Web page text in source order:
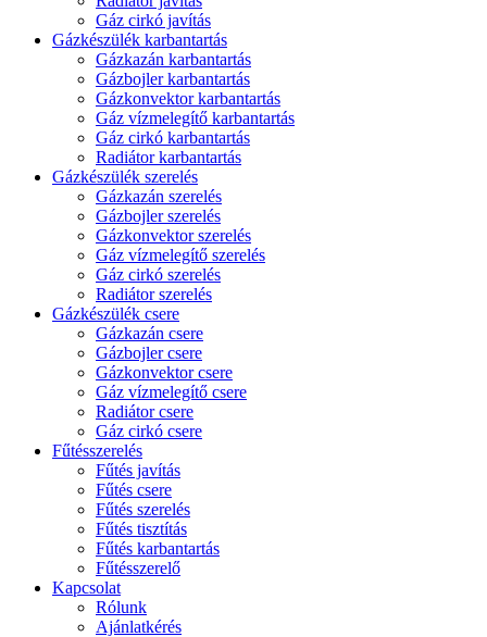
Gáz cirkó javítás
Gázkészülék karbantartás
Gázkazán karbantartás
Gázbojler karbantartás
Gázkonvektor karbantartás
Gáz vízmelegítő karbantartás
Gáz cirkó karbantartás
Radiátor karbantartás
Gázkészülék szerelés
Gázkazán szerelés
Gázbojler szerelés
Gázkonvektor szerelés
Gáz vízmelegítő szerelés
Gáz cirkó szerelés
Radiátor szerelés
Gázkészülék csere
Gázkazán csere
Gázbojler csere
Gázkonvektor csere
Gáz vízmelegítő csere
Radiátor csere
Gáz cirkó csere
Fűtésszerelés
Fűtés javítás
Fűtés csere
Fűtés szerelés
Fűtés tisztítás
Fűtés karbantartás
Fűtésszerelő
Kapcsolat
Rólunk
Ajánlatkérés